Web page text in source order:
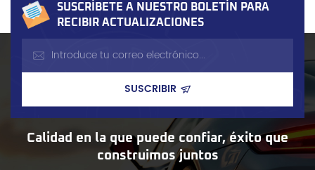
SUSCRÍBETE A NUESTRO BOLETÍN PARA
RECIBIR ACTUALIZACIONES
Calidad en la que puede confiar, éxito que
construimos juntos